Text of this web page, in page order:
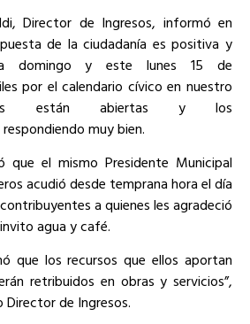
Director de Ingresos, informó en
de la ciudadanía es positiva y
domingo y este lunes 15 de
por el calendario cívico en nuestro
están abiertas y los
muy bien.
que el mismo Presidente Municipal
acudió desde temprana hora el día
a quienes les agradeció
agua y café.
que los recursos que ellos aportan
retribuidos en obras y servicios”,
de Ingresos.